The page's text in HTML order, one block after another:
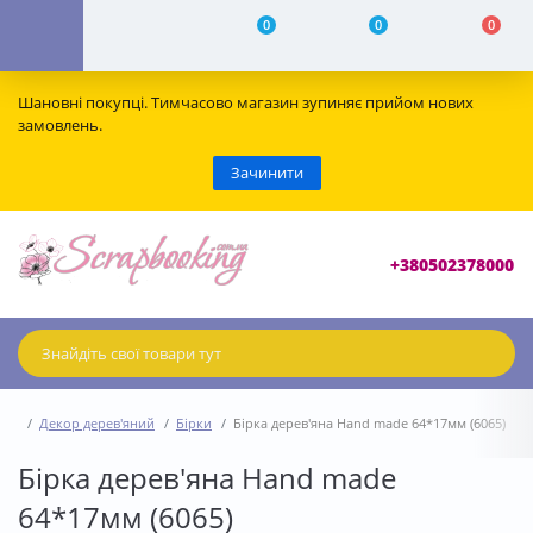
0 0 0
Шановні покупці. Тимчасово магазин зупиняє прийом нових
замовлень.
Зачинити
+380502378000
Декор дерев'яний Бірки Бірка дерев'яна Hand made 64*17мм (6065)
Бірка дерев'яна Hand made
64*17мм (6065)